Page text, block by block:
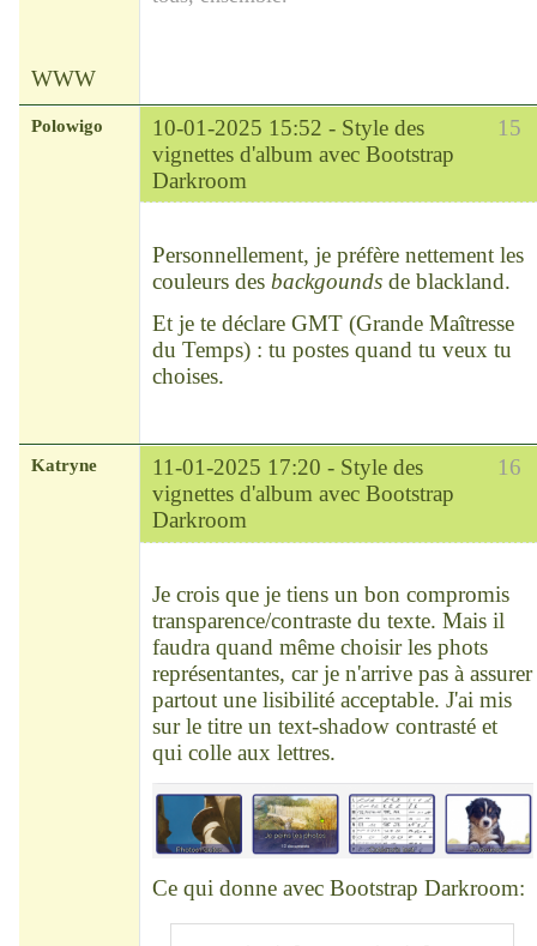
WWW
15
Polowigo 10-01-2025 15:52 - Style des
vignettes d'album avec Bootstrap
Darkroom
Personnellement, je préfère nettement les
couleurs des backgounds de blackland.
Et je te déclare GMT (Grande Maîtresse
du Temps) : tu postes quand tu veux tu
choises.
16
Katryne 11-01-2025 17:20 - Style des
vignettes d'album avec Bootstrap
Darkroom
Je crois que je tiens un bon compromis
transparence/contraste du texte. Mais il
faudra quand même choisir les phots
représentantes, car je n'arrive pas à assurer
partout une lisibilité acceptable. J'ai mis
sur le titre un text-shadow contrasté et
qui colle aux lettres.
Ce qui donne avec Bootstrap Darkroom: